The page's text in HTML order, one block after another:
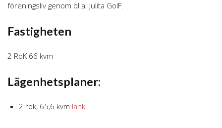
föreningsliv genom bl.a. Julita GoIF.
Fastigheten
2 RoK 66 kvm
Lägenhetsplaner:
2 rok, 65,6 kvm länk